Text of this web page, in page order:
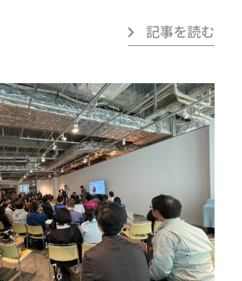
悩み、ぶつかり合いながらも創り
ました。共に汗を流し、同じ想
げ、そして杯を交わしながら語
背中から学んだ数えきれないほ
、私たちにとって大きな道標と
れ
て消えることなく、確かに私たち
記事を読む